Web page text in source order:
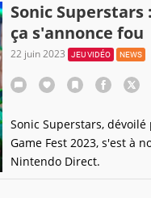
Sonic
ça s'annonce fou
22 juin 2023 JEU VIDÉO NEWS
Sonic Superstars,
Game Fest 2023, s'est à
Nintendo Direct.